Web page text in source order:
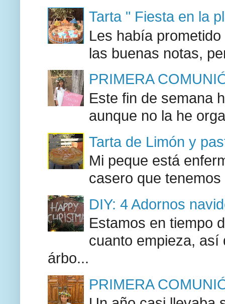
Tarta " Fiesta en la
Les había
las buenas notas,
PRIMERA
Este fin de semana
aunque no la he
Tarta de Limón y
Mi peque está
casero que
DIY: 4 Adornos
Estamos en tiempo
cuanto empieza, así
árbo...
PRIMERA